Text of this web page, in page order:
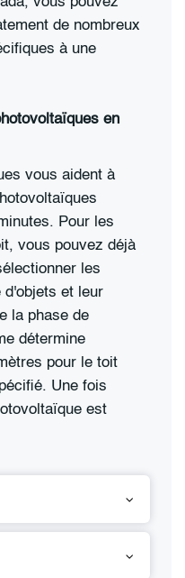
de nombreux
à une
en
vous aident à
Pour les
vous pouvez déjà
les
d'objets et leur
la phase de
détermine
pour le toit
Une fois
est